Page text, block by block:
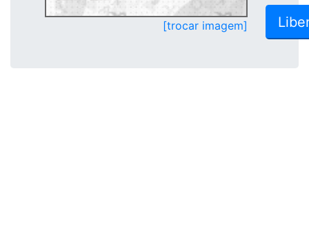
[trocar imagem]